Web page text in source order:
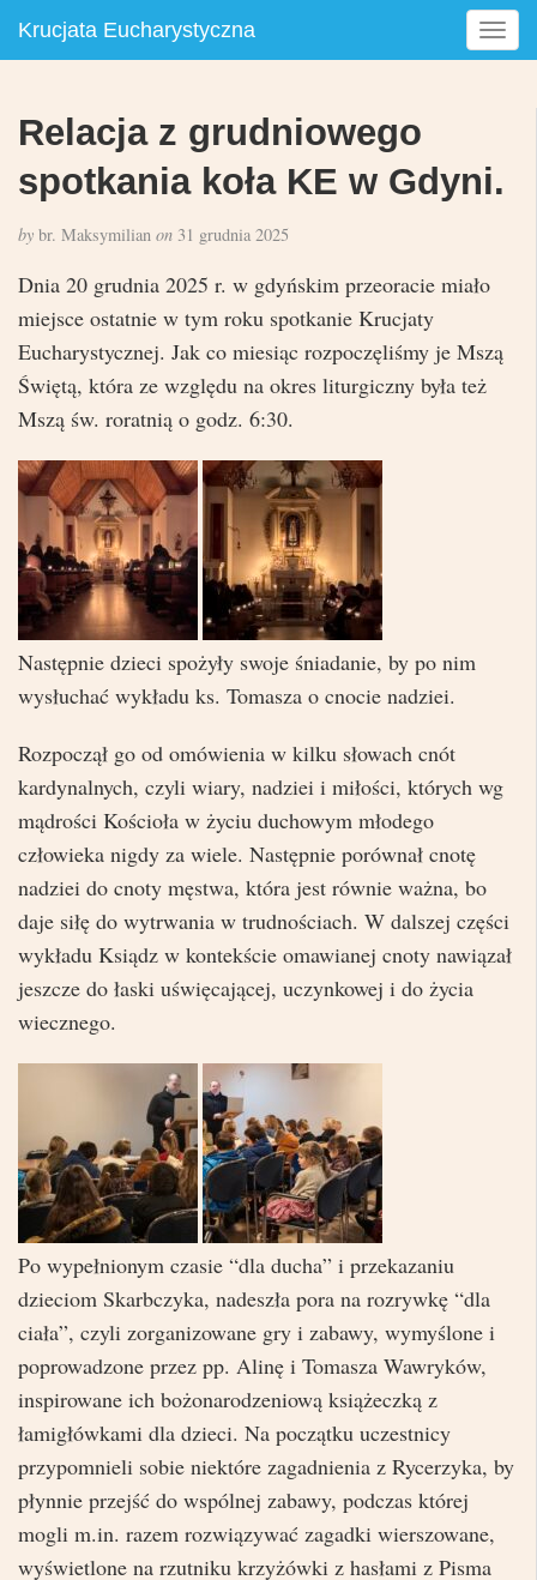
Krucjata Eucharystyczna
T
o
e
n
t
Relacja z grudniowego
spotkania koła KE w Gdyni.
by br. Maksymilian on 31 grudnia 2025
Dnia 20 grudnia 2025 r. w gdyńskim przeoracie miało
miejsce ostatnie w tym roku spotkanie Krucjaty
Eucharystycznej. Jak co miesiąc rozpoczęliśmy je Mszą
Świętą, która ze względu na okres liturgiczny była też
Mszą św. roratnią o godz. 6:30.
Następnie dzieci spożyły swoje śniadanie, by po nim
wysłuchać wykładu ks. Tomasza o cnocie nadziei.
Rozpoczął go od omówienia w kilku słowach cnót
kardynalnych, czyli wiary, nadziei i miłości, których wg
mądrości Kościoła w życiu duchowym młodego
człowieka nigdy za wiele. Następnie porównał cnotę
nadziei do cnoty męstwa, która jest równie ważna, bo
daje siłę do wytrwania w trudnościach. W dalszej części
wykładu Ksiądz w kontekście omawianej cnoty nawiązał
jeszcze do łaski uświęcającej, uczynkowej i do życia
wiecznego.
Po wypełnionym czasie “dla ducha” i przekazaniu
dzieciom Skarbczyka, nadeszła pora na rozrywkę “dla
ciała”, czyli zorganizowane gry i zabawy, wymyślone i
poprowadzone przez pp. Alinę i Tomasza Wawryków,
inspirowane ich bożonarodzeniową książeczką z
łamigłówkami dla dzieci. Na początku uczestnicy
przypomnieli sobie niektóre zagadnienia z Rycerzyka, by
płynnie przejść do wspólnej zabawy, podczas której
mogli m.in. razem rozwiązywać zagadki wierszowane,
wyświetlone na rzutniku krzyżówki z hasłami z Pisma